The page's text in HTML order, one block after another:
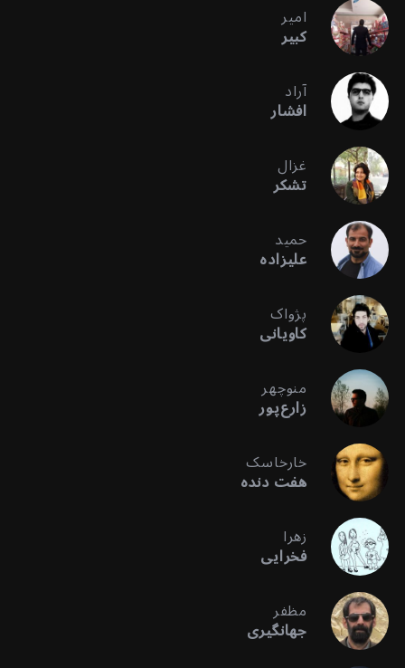
امیر
کبیر
آراد
افشار
غزال
تشکر
حمید
علیزاده
پژواک
کاویانی
منوچهر
زارع‌پور
خارخاسک
هفت دنده
زهرا
فخرایی
مظفر
جهانگیری